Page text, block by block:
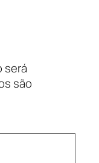
será
são